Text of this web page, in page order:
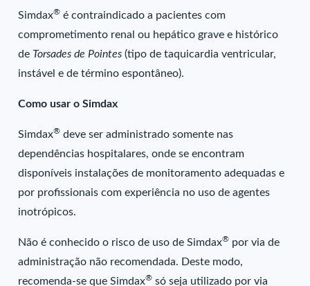
Simdax® é contraindicado a pacientes com
comprometimento renal ou hepático grave e histórico
de Torsades de Pointes (tipo de taquicardia ventricular,
instável e de término espontâneo).
Como usar o Simdax
Simdax® deve ser administrado somente nas
dependências hospitalares, onde se encontram
disponíveis instalações de monitoramento adequadas e
por profissionais com experiência no uso de agentes
inotrópicos.
Não é conhecido o risco de uso de Simdax® por via de
administração não recomendada. Deste modo,
recomenda-se que Simdax® só seja utilizado por via